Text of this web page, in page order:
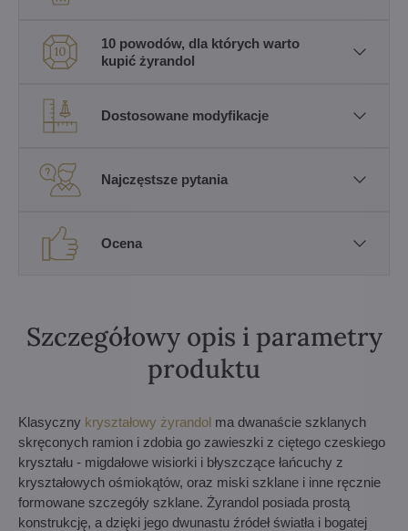
10 powodów, dla których warto
kupić żyrandol
Dostosowane modyfikacje
Najczęstsze pytania
Ocena
Szczegółowy opis i parametry
produktu
Klasyczny kryształowy żyrandol ma dwanaście szklanych
skręconych ramion i zdobia go zawieszki z ciętego czeskiego
kryształu - migdałowe wisiorki i błyszczące łańcuchy z
kryształowych ośmiokątów, oraz miski szklane i inne ręcznie
formowane szczegóły szklane. Żyrandol posiada prostą
konstrukcję, a dzięki jego dwunastu źródeł światła i bogatej